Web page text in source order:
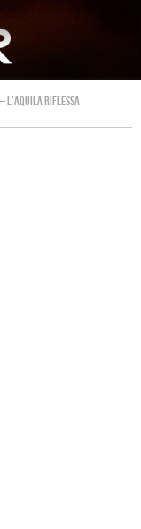
L’AQUILA RIFLESSA